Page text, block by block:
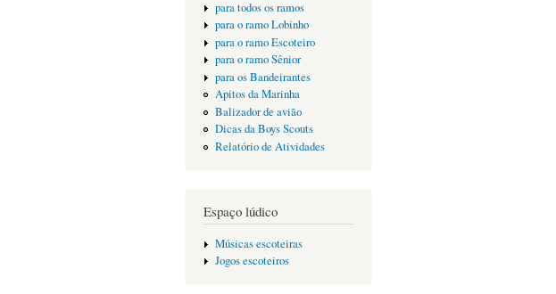
para todos os ramos
para o ramo Lobinho
para o ramo Escoteiro
para o ramo Sênior
para os Bandeirantes
Apitos da Marinha
Balizador de avião
Dicas da Boys Scouts
Relatório de Atividades
Espaço lúdico
Músicas escoteiras
Jogos escoteiros